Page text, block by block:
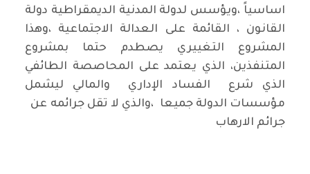
اساسياً ،ويؤسس لدولة المدنية الديمقراطية دولة
القانون ، القائمة على العدالة الاجتماعية ،وهذا
المشروع التغييري يصطدم حتما بمشروع
المتنفذين، الذي يعتمد على المحاصصة الطائفي
الذي شرع الفساد الإداري والمالي ليشمل
مؤسسات الدولة جميعا ،والذي لا تقل جرائمه عن
جرائم الارهاب